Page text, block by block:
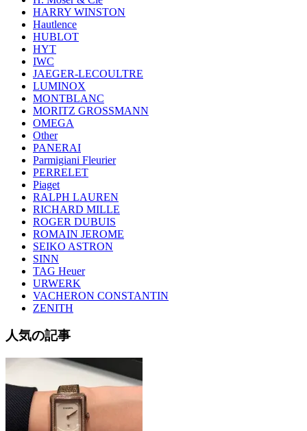
HARRY WINSTON
Hautlence
HUBLOT
HYT
IWC
JAEGER-LECOULTRE
LUMINOX
MONTBLANC
MORITZ GROSSMANN
OMEGA
Other
PANERAI
Parmigiani Fleurier
PERRELET
Piaget
RALPH LAUREN
RICHARD MILLE
ROGER DUBUIS
ROMAIN JEROME
SEIKO ASTRON
SINN
TAG Heuer
URWERK
VACHERON CONSTANTIN
ZENITH
人気の記事